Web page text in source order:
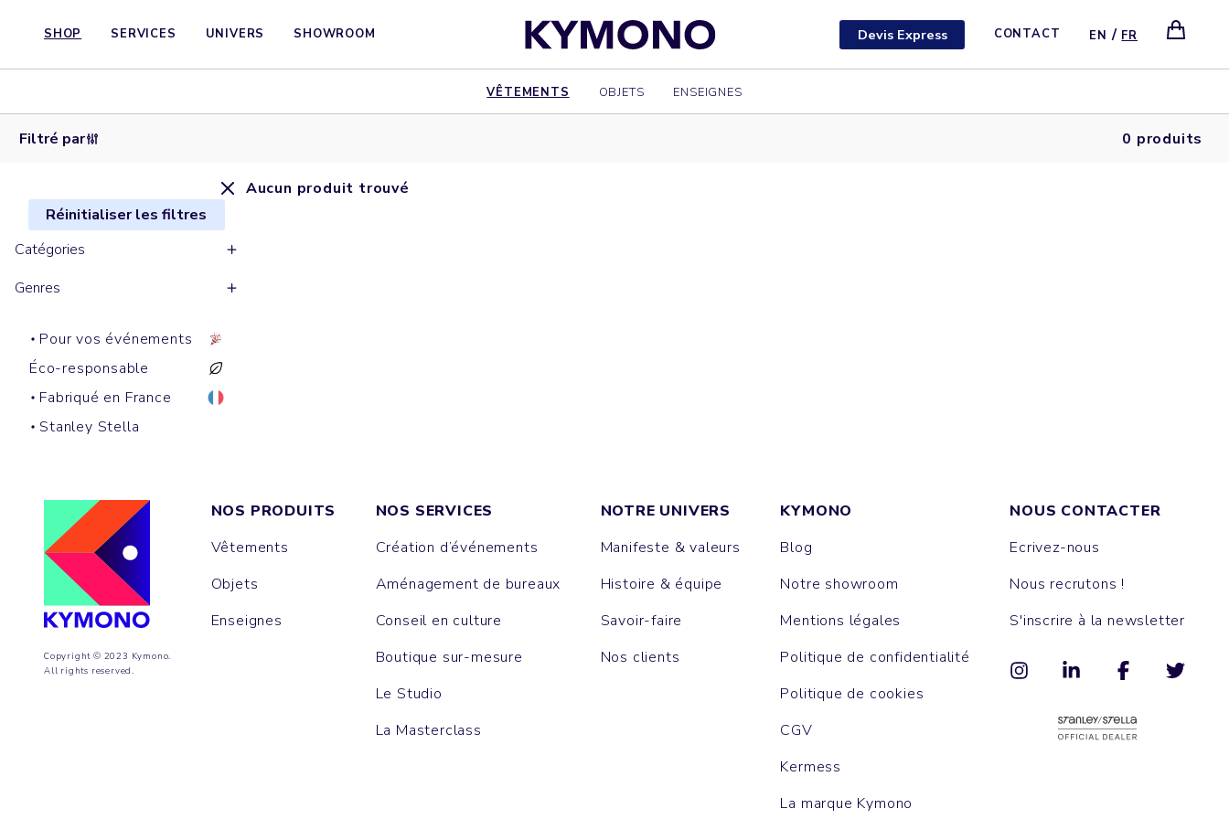
SHOP SERVICES UNIVERS SHOWROOM Devis Express CONTACT EN / FR
VÊTEMENTS OBJETS ENSEIGNES
Filtré par 0 produits
Réinitialiser les filtres
Catégories
Genres
Pour vos événements
Éco-responsable
Fabriqué en France
Stanley Stella
Aucun produit trouvé
Copyright © 2023 Kymono.
All rights reserved.
NOS PRODUITS
Vêtements
Objets
Enseignes
NOS SERVICES
Création d’événements
Aménagement de bureaux
Conseil en culture
Boutique sur-mesure
Le Studio
La Masterclass
NOTRE UNIVERS
Manifeste & valeurs
Histoire & équipe
Savoir-faire
Nos clients
KYMONO
Blog
Notre showroom
Mentions légales
Politique de confidentialité
Politique de cookies
CGV
Kermess
La marque Kymono
NOUS CONTACTER
Ecrivez-nous
Nous recrutons !
S'inscrire à la newsletter